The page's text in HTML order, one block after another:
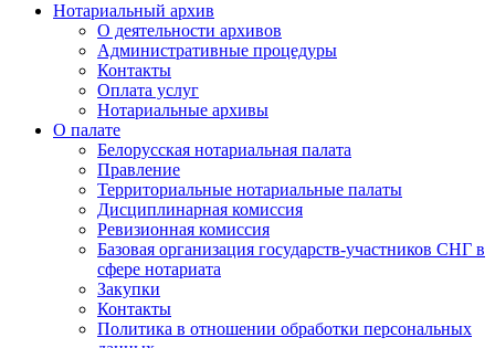
Нотариальный архив
О деятельности архивов
Административные процедуры
Контакты
Оплата услуг
Нотариальные архивы
О палате
Белорусская нотариальная палата
Правление
Территориальные нотариальные палаты
Дисциплинарная комиссия
Ревизионная комиссия
Базовая организация государств-участников СНГ в
сфере нотариата
Закупки
Контакты
Политика в отношении обработки персональных